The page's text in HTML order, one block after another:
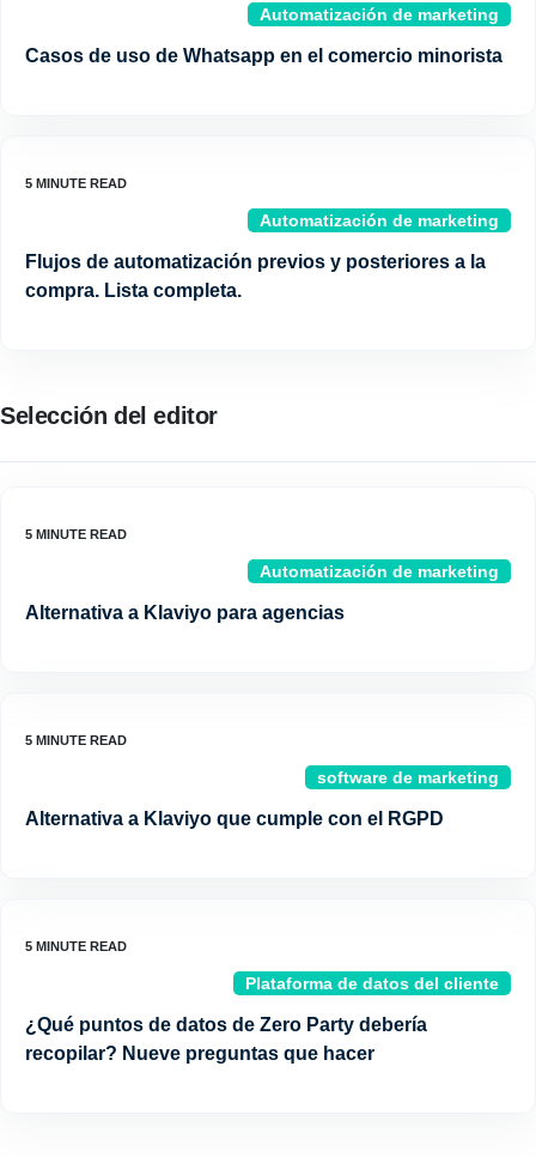
Automatización de marketing
Casos de uso de Whatsapp en el comercio minorista
Automatización de marketing
Flujos de automatización previos y posteriores a la
compra. Lista completa.
Selección del editor
Automatización de marketing
Alternativa a Klaviyo para agencias
software de marketing
Alternativa a Klaviyo que cumple con el RGPD
Plataforma de datos del cliente
¿Qué puntos de datos de Zero Party debería
recopilar? Nueve preguntas que hacer